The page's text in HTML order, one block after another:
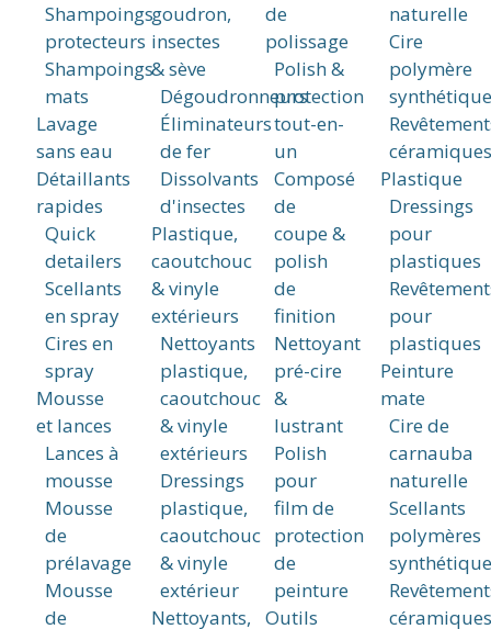
Shampoings
protecteurs
Shampoings
mats
Lavage
sans eau
Détaillants
rapides
Quick
detailers
Scellants
en spray
Cires en
spray
Mousse
et lances
Lances à
mousse
Mousse
de
prélavage
Mousse
de
goudron,
insectes
& sève
Dégoudronneurs
Éliminateurs
de fer
Dissolvants
d'insectes
Plastique,
caoutchouc
& vinyle
extérieurs
Nettoyants
plastique,
caoutchouc
& vinyle
extérieurs
Dressings
plastique,
caoutchouc
& vinyle
extérieur
Nettoyants,
de
polissage
Polish &
protection
tout-en-
un
Composé
de
coupe &
polish
de
finition
Nettoyant
pré-cire
&
lustrant
Polish
pour
film de
protection
de
peinture
Outils
naturelle
Cire
polymère
synthétique
céramiques
Plastique
Dressings
pour
plastiques
pour
plastiques
Peinture
mate
Cire de
carnauba
naturelle
Scellants
polymères
céramiques